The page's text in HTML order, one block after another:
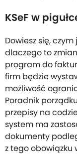
KSeF w
Dowiesz się,
dlaczego to
program do
firm będzie
możliwość
Poradnik
przepisy na
system ma
dokumenty
z tego obowiązku